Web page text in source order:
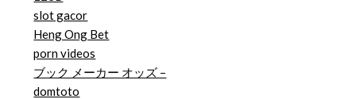
slot gacor
Heng Ong Bet
porn videos
ブック メーカー オッズ –
domtoto